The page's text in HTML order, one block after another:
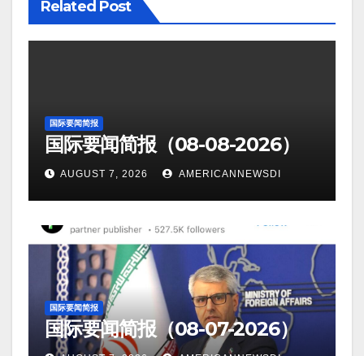
Related Post
国际要闻简报
国际要闻简报（08-08-2026）
AUGUST 7, 2026 AMERICANNEWSDI
国际要闻简报
国际要闻简报（08-07-2026）